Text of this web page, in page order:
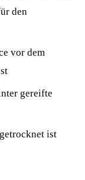
den
vor dem
gereifte
ist